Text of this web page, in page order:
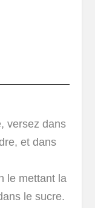
versez dans
et dans
le mettant la
le sucre.